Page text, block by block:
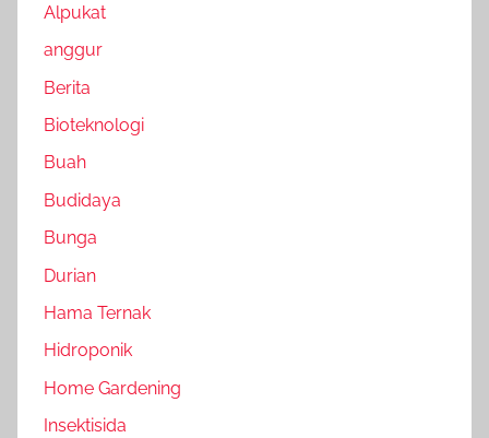
Alpukat
anggur
Berita
Bioteknologi
Buah
Budidaya
Bunga
Durian
Hama Ternak
Hidroponik
Home Gardening
Insektisida